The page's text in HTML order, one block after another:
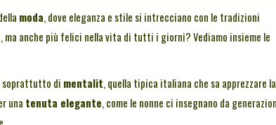
moda, dove eleganza e stile si intrecciano con le tradizioni
anche più felici nella vita di tutti i giorni? Vediamo insieme le
soprattutto di mentalit, quella tipica italiana che sa apprezzare la
una tenuta elegante, come le nonne ci insegnano da